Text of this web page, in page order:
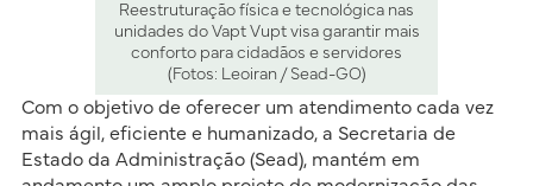
Reestruturação física e tecnológica nas
unidades do Vapt Vupt visa garantir mais
conforto para cidadãos e servidores
(Fotos: Leoiran / Sead-GO)
Com o objetivo de oferecer um atendimento cada vez
mais ágil, eficiente e humanizado, a Secretaria de
Estado da Administração (Sead), mantém em